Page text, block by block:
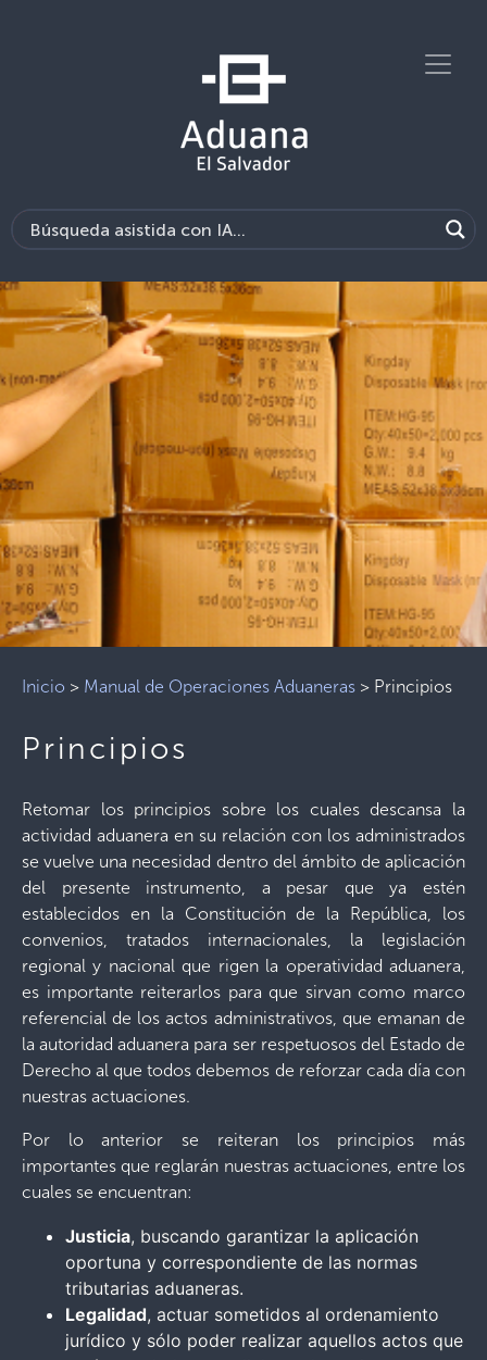
Inicio > Manual de Operaciones Aduaneras > Principios
Principios
Retomar los principios sobre los cuales descansa la
actividad aduanera en su relación con los administrados
se vuelve una necesidad dentro del ámbito de aplicación
del presente instrumento, a pesar que ya estén
establecidos en la Constitución de la República, los
convenios, tratados internacionales, la legislación
regional y nacional que rigen la operatividad aduanera,
es importante reiterarlos para que sirvan como marco
referencial de los actos administrativos, que emanan de
la autoridad aduanera para ser respetuosos del Estado de
Derecho al que todos debemos de reforzar cada día con
nuestras actuaciones.
Por lo anterior se reiteran los principios más
importantes que reglarán nuestras actuaciones, entre los
cuales se encuentran:
Justicia, buscando garantizar la aplicación
oportuna y correspondiente de las normas
tributarias aduaneras.
Legalidad, actuar sometidos al ordenamiento
jurídico y sólo poder realizar aquellos actos que